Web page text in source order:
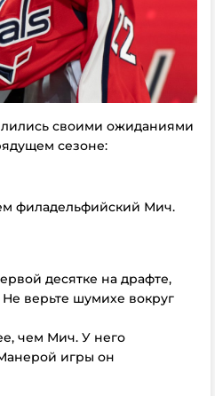
своими ожиданиями
сезоне:
филадельфийский Мич.
десятке на драфте,
верьте шумихе вокруг
чем Мич. У него
игры он